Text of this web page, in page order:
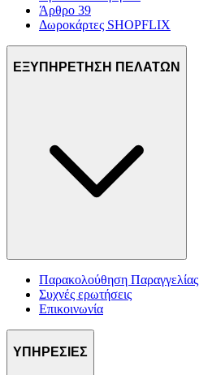
Άρθρο 39
Δωροκάρτες SHOPFLIX
ΕΞΥΠΗΡΕΤΗΣΗ ΠΕΛΑΤΩΝ
Παρακολούθηση Παραγγελίας
Συχνές ερωτήσεις
Επικοινωνία
ΥΠΗΡΕΣΙΕΣ